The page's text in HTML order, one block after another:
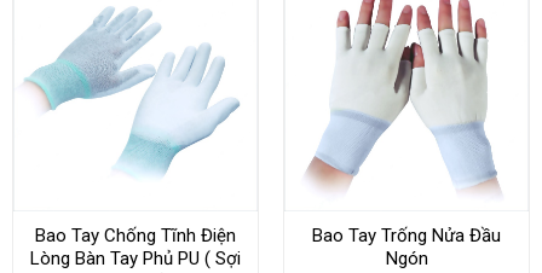
Bao Tay Chống Tĩnh Điện
Lòng Bàn Tay Phủ PU ( Sợi
Bao Tay Trống Nửa Đầu
Ngón